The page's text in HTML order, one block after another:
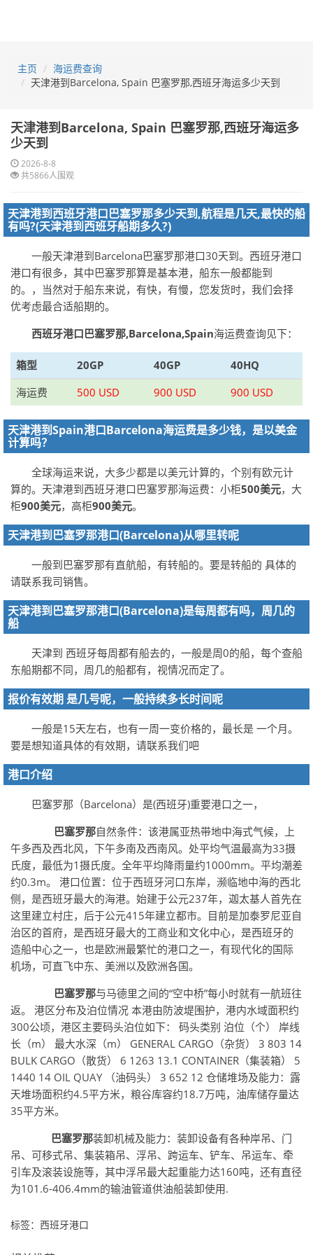
主页
海运费查询
天津港到Barcelona, Spain 巴塞罗那,西班牙海运多少天到
天津港到Barcelona, Spain 巴塞罗那,西班牙海运多
少天到
2026-8-8
共5866人围观
天津港到西班牙港口巴塞罗那多少天到,航程是几天,最快的船
有吗?(天津港到西班牙船期多久?)
一般天津港到Barcelona巴塞罗那港口30天到。西班牙港口
港口有很多，其中巴塞罗那算是基本港，船东一般都能到
的。，当然对于船东来说，有快，有慢，您发货时，我们会择
优考虑最合适船期的。
西班牙港口巴塞罗那,Barcelona,Spain海运费查询见下：
箱型 20GP 40GP
40HQ
海运费
500 USD 900 USD 900 USD
天津港到Spain港口Barcelona海运费是多少钱，是以美金
计算吗？
全球海运来说，大多少都是以美元计算的，个别有欧元计
算的。天津港到西班牙港口巴塞罗那海运费：小柜500美元，大
柜900美元，高柜900美元。
天津港到巴塞罗那港口(Barcelona)从哪里转呢
一般到巴塞罗那有直航船，有转船的。要是转船的 具体的
请联系我司销售。
天津港到巴塞罗那港口(Barcelona)是每周都有吗，周几的
船
天津到 西班牙每周都有船去的，一般是周0的船，每个查船
东船期都不同，周几的船都有，视情况而定了。
报价有效期 是几号呢，一般持续多长时间呢
一般是15天左右，也有一周一变价格的，最长是 一个月。
要是想知道具体的有效期，请联系我们吧
港口介绍
巴塞罗那（Barcelona）是(西班牙)重要港口之一，
巴塞罗那自然条件：该港属亚热带地中海式气候，上
午多西及西北风，下午多南及西南风。处平均气温最高为33摄
氏度，最低为1摄氏度。全年平均降雨量约1000mm。平均潮差
约0.3m。 港口位置：位于西班牙河口东岸，濒临地中海的西北
侧，是西班牙最大的海港。始建于公元237年，迦太基人首先在
这里建立村庄，后于公元415年建立都市。目前是加泰罗尼亚自
治区的首府，是西班牙最大的工商业和文化中心，是西班牙的
造船中心之一，也是欧洲最繁忙的港口之一，有现代化的国际
机场，可直飞中东、美洲以及欧洲各国。
巴塞罗那与马德里之间的“空中桥”每小时就有一航班往
返。 港区分布及泊位情况 本港由防波堤围护，港内水域面积约
300公顷，港区主要码头泊位如下： 码头类别 泊位（个） 岸线
长（m） 最大水深（m） GENERAL CARGO（杂货） 3 803 14
BULK CARGO（散货） 6 1263 13.1 CONTAINER（集装箱） 5
1440 14 OIL QUAY （油码头） 3 652 12 仓储堆场及能力：露
天堆场面积约4.5平方米，粮谷库容约18.7万吨，油库储存量达
35平方米。
巴塞罗那装卸机械及能力：装卸设备有各种岸吊、门
吊、可移式吊、集装箱吊、浮吊、跨运车、铲车、吊运车、牵
引车及滚装设施等，其中浮吊最大起重能力达160吨，还有直径
为101.6-406.4mm的输油管道供油船装卸使用.
标签：西班牙港口